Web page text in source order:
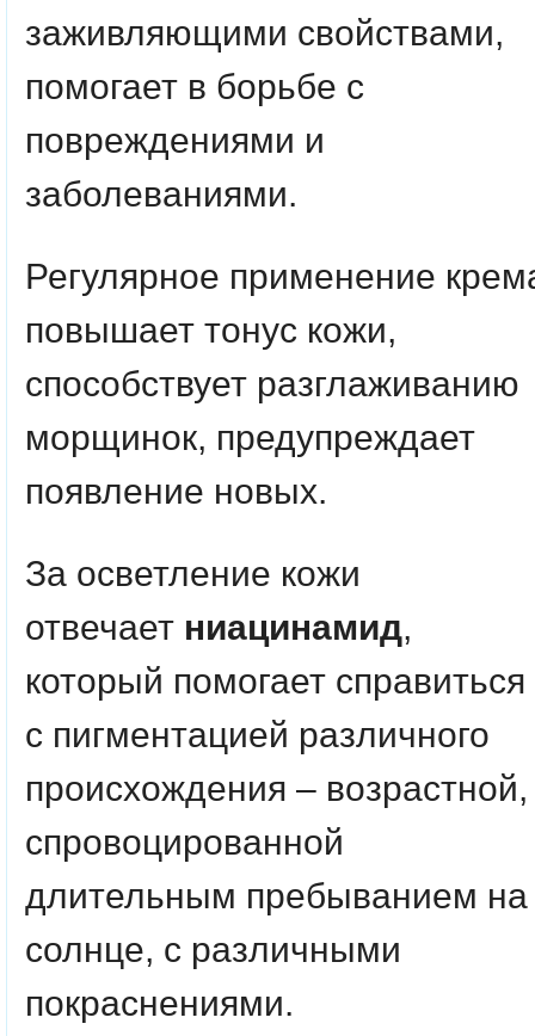
заживляющими свойствами,
помогает в борьбе с
повреждениями и
заболеваниями.
Регулярное применение
повышает тонус кожи,
способствует разглаживанию
морщинок, предупреждает
появление новых.
За осветление кожи
отвечает ниацинамид,
который помогает справиться
с пигментацией различного
происхождения – возрастной,
спровоцированной
длительным пребыванием на
солнце, с различными
покраснениями.